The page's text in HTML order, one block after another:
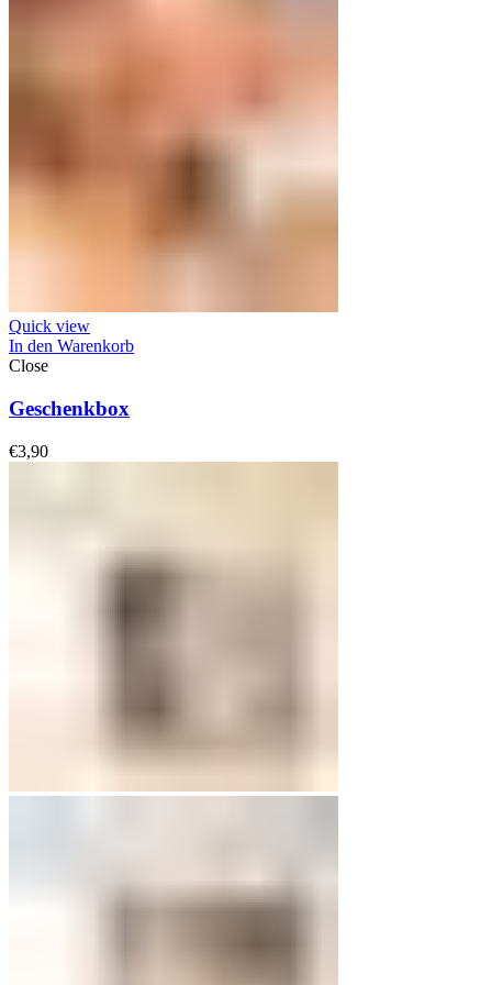
Quick view
In den Warenkorb
Close
Geschenkbox
€3,90